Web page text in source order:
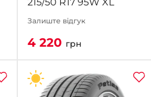
215/50 R17 95W XL
Залиште відгук
4 220 грн